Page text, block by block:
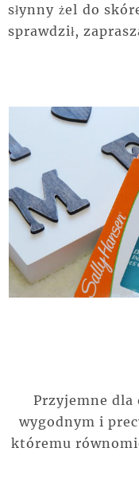
słynny żel do
sprawdził,
Przyjemne dla
wygodnym i
któremu